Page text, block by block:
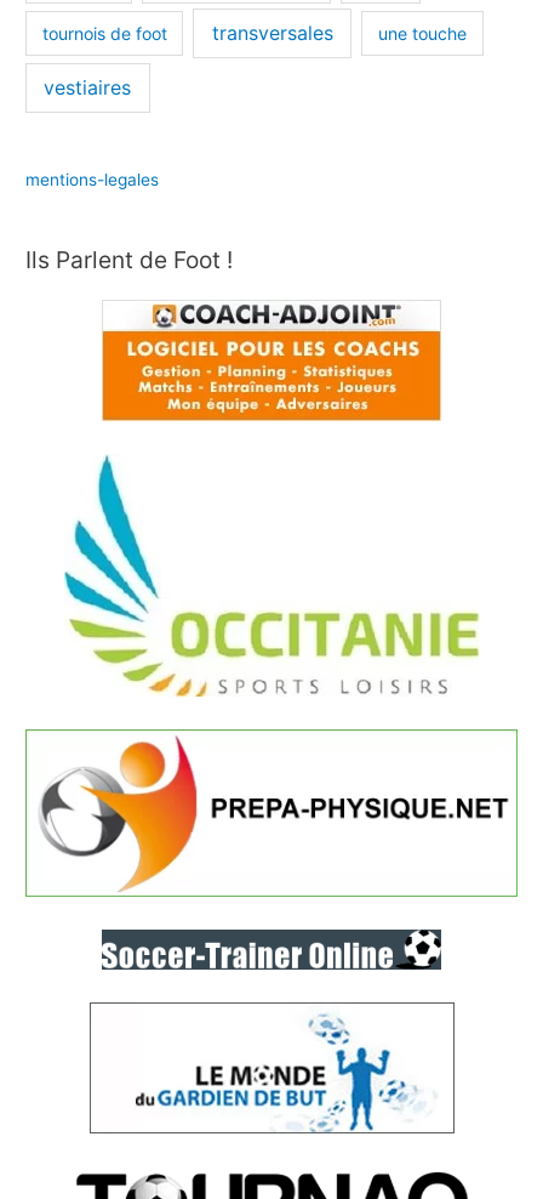
tournois de foot transversales une touche
vestiaires
mentions-legales
Ils Parlent de Foot !